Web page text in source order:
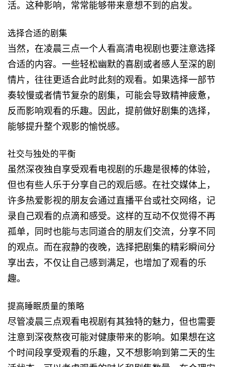
活。这种影响，常常能够带来意想不到的启发。
选择合适的剧集
当然，在凌晨三点一个人看高清电视剧也要注意选择
合适的内容。一些轻松幽默的喜剧或者感人至深的剧
情片，往往更适合此时此刻的观看。如果选择一部节
奏较慢或者情节复杂的剧集，可能会导致精神疲惫，
反而影响观看的乐趣。因此，提前做好剧集的选择，
能够提升整个观影的愉悦感。
社交与独处的平衡
虽然深夜独自享受观看电视剧的乐趣是很棒的体验，
但也有些人乐于分享自己的观后感。在社交媒体上，
许多热爱影视的朋友会通过直播平台或社交网络，记
录自己观看的点滴和感受。这样的互动不仅觉得不再
孤单，同时也能与志同道合的朋友们交流，分享不同
的观点。而在寂静的夜晚，选择把剧集的精彩瞬间分
享出去，不仅让自己感到满足，也增加了观看的乐
趣。
提高睡眠质量的策略
尽管凌晨三点观看电视剧有其独特的魅力，但也需要
注意到深夜熬夜可能对健康带来的影响。如果想在这
个时间段享受观看的乐趣，又不想影响到第二天的生